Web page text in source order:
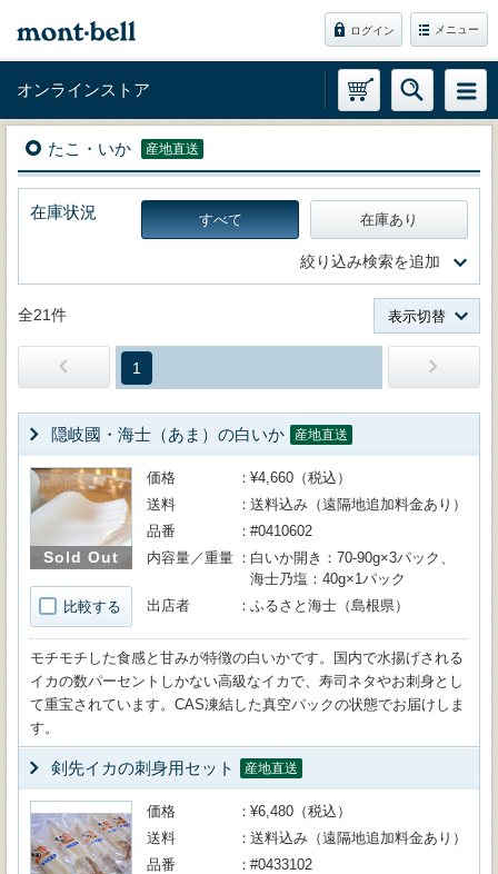
ログイン メニュー
オンラインストア
たこ・いか 産地直送
在庫状況 すべて 在庫あり
絞り込み検索を追加
全21件 表示切替
1
隠岐國・海士（あま）の白いか 産地直送
Sold Out
比較する
価格
¥4,660（税込）
送料
送料込み（遠隔地追加料金あり）
品番
#0410602
内容量／重量
白いか開き：70-90g×3パック、
海士乃塩：40g×1パック
出店者
ふるさと海士（島根県）
モチモチした食感と甘みが特徴の白いかです。国内で水揚げされる
イカの数パーセントしかない高級なイカで、寿司ネタやお刺身とし
て重宝されています。CAS凍結した真空パックの状態でお届けしま
す。
剣先イカの刺身用セット 産地直送
価格
¥6,480（税込）
送料
送料込み（遠隔地追加料金あり）
品番
#0433102